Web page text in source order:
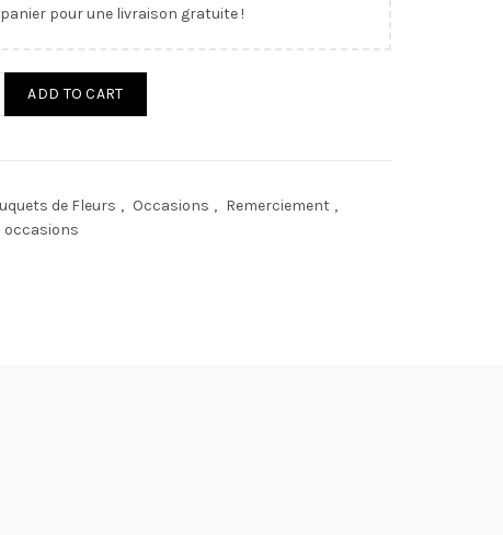
pour une livraison gratuite !
ADD TO CART
de Fleurs , Occasions , Remerciement ,
occasions